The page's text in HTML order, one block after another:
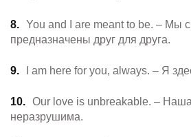
You and I are meant to be. – Мы
предназначены друг для друга.
I am here for you, always. – Я
Our love is unbreakable. –
неразрушима.